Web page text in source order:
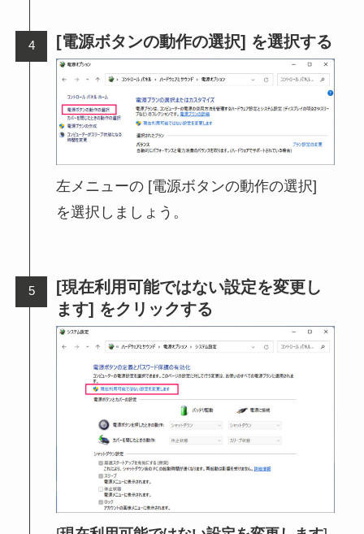
[電源ボタンの動作の選択] を選択する
左メニューの [電源ボタンの動作の選択]
を選択しましょう。
[現在利用可能ではない設定を変更し
ます] をクリックする